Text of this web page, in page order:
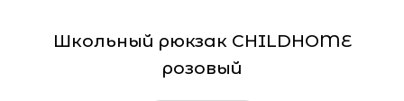
Школьный рюкзак CHILDHOME
розовый